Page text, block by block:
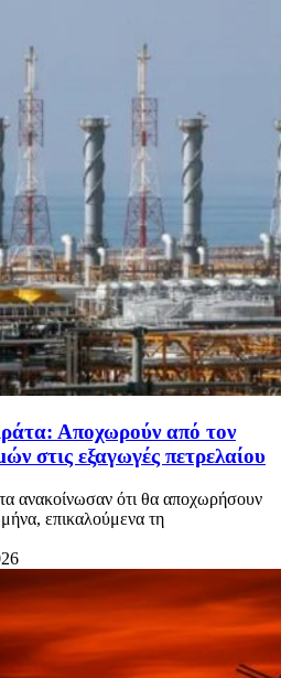
Αποχωρούν από τον
στις εξαγωγές πετρελαίου
ανακοίνωσαν ότι θα αποχωρήσουν
επικαλούμενα τη